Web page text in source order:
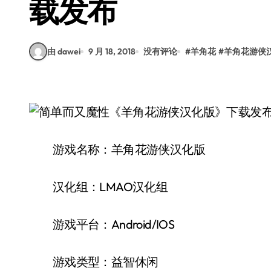
载发布
由 dawei 9 月 18, 2018 没有评论 #羊角花 #羊角花游侠
游戏名称：羊角花游侠汉化版
汉化组：LMAO汉化组
游戏平台：Android/IOS
游戏类型：益智休闲